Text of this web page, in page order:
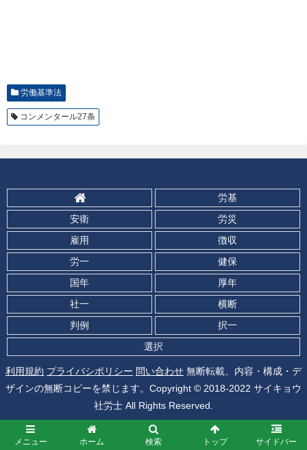
労働基準法
コンメンタール27条
労基
安衛
労災
雇用
徴収
労一
健保
国年
厚年
社一
横断
判例
択一
選択
利用規約 プライバシポリシー 問い合わせ 無断転載、内容・構成・デ
ザインの無断コピーを禁じます。Copyright © 2018-2022 サイキョウ
社労士 All Rights Reserved.
メニュー ホーム 検索 トップ サイドバー